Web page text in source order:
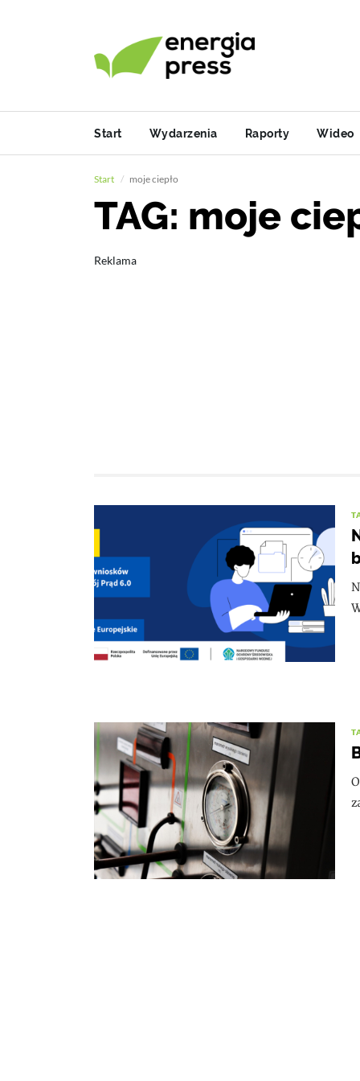
Start Wydarzenia Raporty Wideo
Start moje ciepło
TAG: moje
Reklama